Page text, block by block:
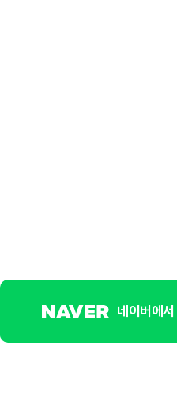
네이버에